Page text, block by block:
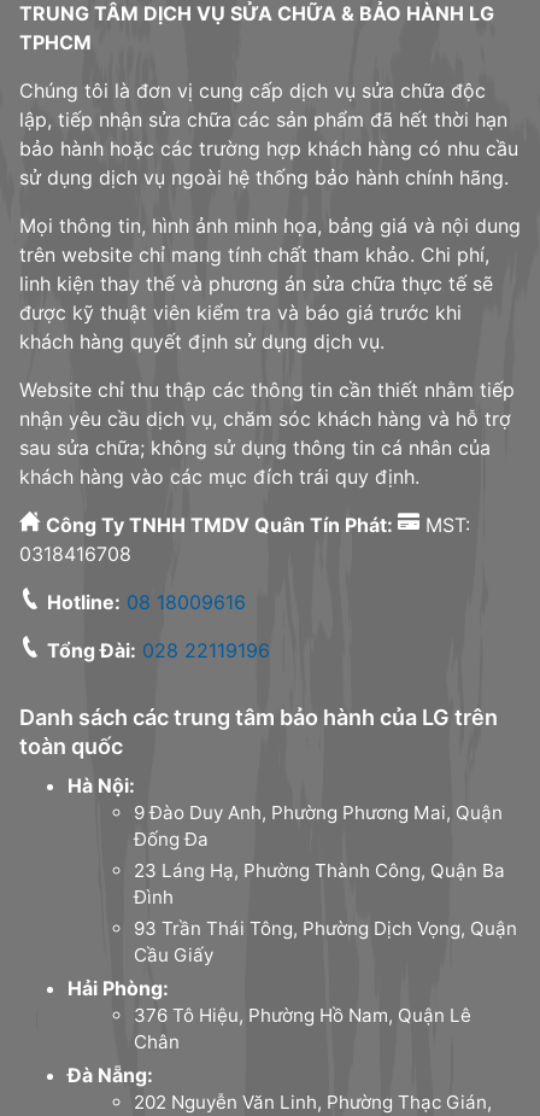
TRUNG TÂM DỊCH VỤ SỬA CHỮA & BẢO HÀNH LG
TPHCM
Chúng tôi là đơn vị cung cấp dịch vụ sửa chữa độc
lập, tiếp nhận sửa chữa các sản phẩm đã hết thời hạn
bảo hành hoặc các trường hợp khách hàng có nhu cầu
sử dụng dịch vụ ngoài hệ thống bảo hành chính hãng.
Mọi thông tin, hình ảnh minh họa, bảng giá và nội dung
trên website chỉ mang tính chất tham khảo. Chi phí,
linh kiện thay thế và phương án sửa chữa thực tế sẽ
được kỹ thuật viên kiểm tra và báo giá trước khi
khách hàng quyết định sử dụng dịch vụ.
Website chỉ thu thập các thông tin cần thiết nhằm tiếp
nhận yêu cầu dịch vụ, chăm sóc khách hàng và hỗ trợ
sau sửa chữa; không sử dụng thông tin cá nhân của
khách hàng vào các mục đích trái quy định.
Công Ty TNHH TMDV Quân Tín Phát:
MST:
0318416708
Hotline: 08 18009616
Tổng Đài: 028 22119196
Danh sách các trung tâm bảo hành của LG trên
toàn quốc
Hà Nội:
9 Đào Duy Anh, Phường Phương Mai, Quận
Đống Đa
23 Láng Hạ, Phường Thành Công, Quận Ba
Đình
93 Trần Thái Tông, Phường Dịch Vọng, Quận
Cầu Giấy
Hải Phòng:
376 Tô Hiệu, Phường Hồ Nam, Quận Lê
Chân
Đà Nẵng:
202 Nguyễn Văn Linh, Phường Thạc Gián,